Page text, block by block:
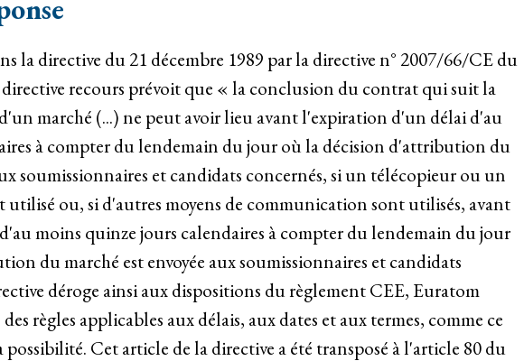
la directive du 21 décembre 1989 par la directive n° 2007/66/CE du
directive recours prévoit que « la conclusion du contrat qui suit la
marché (...) ne peut avoir lieu avant l'expiration d'un délai d'au
à compter du lendemain du jour où la décision d'attribution du
soumissionnaires et candidats concernés, si un télécopieur ou un
utilisé ou, si d'autres moyens de communication sont utilisés, avant
moins quinze jours calendaires à compter du lendemain du jour
du marché est envoyée aux soumissionnaires et candidats
déroge ainsi aux dispositions du règlement CEE, Euratom
règles applicables aux délais, aux dates et aux termes, comme ce
Cet article de la directive a été transposé à l'article 80 du